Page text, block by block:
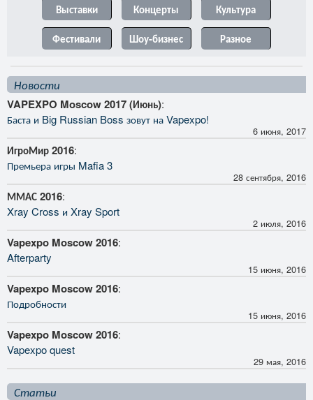
Выставки Концерты
Культура
Фестивали
Шоу-бизнес Разное
Новости
VAPEXPO Moscow 2017 (Июнь):
Баста и Big Russian Boss зовут на Vapexpo!
6 июня, 2017
ИгроМир 2016:
Премьера игры Mafia 3
28 сентября, 2016
ММАС 2016:
Xray Cross и Xray Sport
2 июля, 2016
Vapexpo Moscow 2016:
Afterparty
15 июня, 2016
Vapexpo Moscow 2016:
Подробности
15 июня, 2016
Vapexpo Moscow 2016:
Vapexpo quest
29 мая, 2016
Статьи